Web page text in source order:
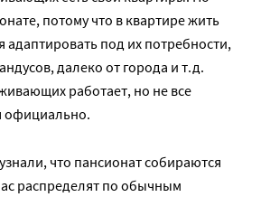
потому что в квартире жить
адаптировать под их потребности,
далеко от города и т.д.
работает, но не все
официально.
что пансионат собираются
распределят по обычным